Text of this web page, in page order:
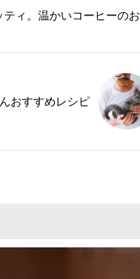
ィ。温かいコーヒーのお
おすすめレシピ